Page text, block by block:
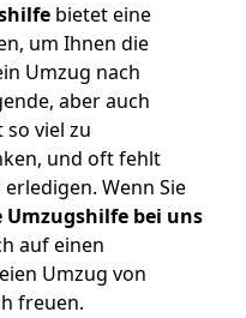
bietet eine
um Ihnen die
Umzug nach
aber auch
viel zu
und oft fehlt
Wenn Sie
Umzugshilfe bei uns
auf einen
Umzug von
freuen.